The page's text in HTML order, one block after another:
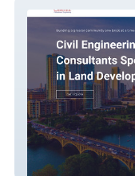
Centex